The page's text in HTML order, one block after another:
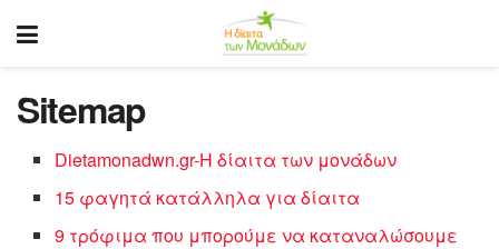
Sitemap
Dietamonadwn.gr-Η δίαιτα των μονάδων
15 φαγητά κατάλληλα για δίαιτα
9 τρόφιμα που μπορούμε να καταναλώσουμε